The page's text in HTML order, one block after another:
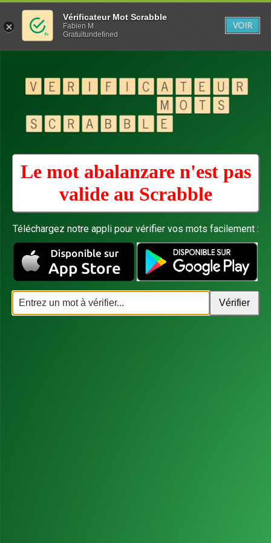
Le mot abalanzare n'est pas
valide au Scrabble
Téléchargez notre appli pour vérifier vos mots facilement :
Vérificateur Mot Scrabble
Fabien M
Gratuitundefined
VOIR